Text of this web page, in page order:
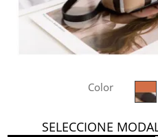
Color
SELECCIONE